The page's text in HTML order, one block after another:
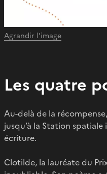
Agrandir l'image
Les quatre
Au-delà de la
jusqu’à la Station
écriture.
Clotilde, la lauréate du